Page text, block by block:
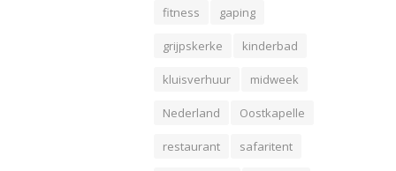
fitness gaping
grijpskerke kinderbad
kluisverhuur midweek
Nederland Oostkapelle
restaurant safaritent